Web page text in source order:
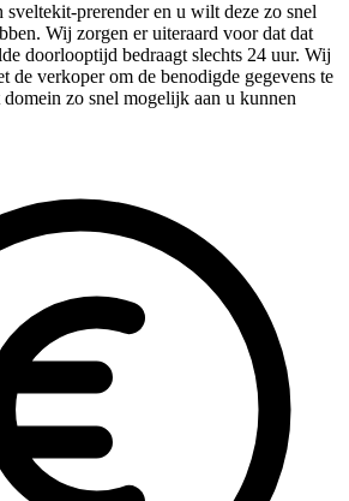
sveltekit-prerender en u wilt deze zo snel
Wij zorgen er uiteraard voor dat dat
doorlooptijd bedraagt slechts 24 uur. Wij
de verkoper om de benodigde gegevens te
zo snel mogelijk aan u kunnen